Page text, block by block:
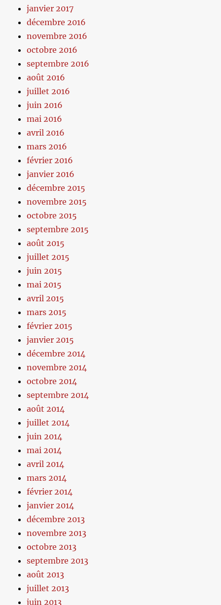
janvier 2017
décembre 2016
novembre 2016
octobre 2016
septembre 2016
août 2016
juillet 2016
juin 2016
mai 2016
avril 2016
mars 2016
février 2016
janvier 2016
décembre 2015
novembre 2015
octobre 2015
septembre 2015
août 2015
juillet 2015
juin 2015
mai 2015
avril 2015
mars 2015
février 2015
janvier 2015
décembre 2014
novembre 2014
octobre 2014
septembre 2014
août 2014
juillet 2014
juin 2014
mai 2014
avril 2014
mars 2014
février 2014
janvier 2014
décembre 2013
novembre 2013
octobre 2013
septembre 2013
août 2013
juillet 2013
juin 2013